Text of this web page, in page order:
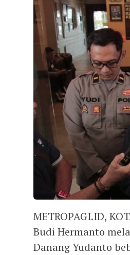
METROPAGI.ID,
Budi Hermanto
Danang Yudanto